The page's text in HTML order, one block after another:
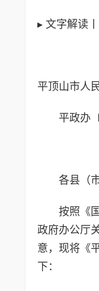
▸ 文字解读
平顶山市人
平政办
各县（
按照《
政府办公厅
意，现将《
下：